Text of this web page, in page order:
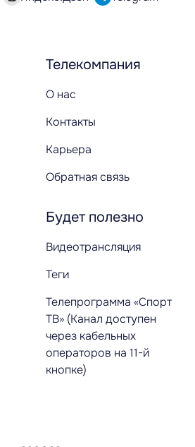
Телекомпания
О нас
Контакты
Карьера
Обратная связь
Будет полезно
Видеотрансляция
Теги
Телепрограмма «Спорт
ТВ» (Канал доступен
через кабельных
операторов на 11-й
кнопке)